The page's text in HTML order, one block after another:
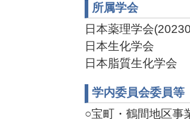
所属学会
日本薬理学会
日本生化学会
日本脂質生化学会
学内委員会委員等
○宝町・鶴間地区